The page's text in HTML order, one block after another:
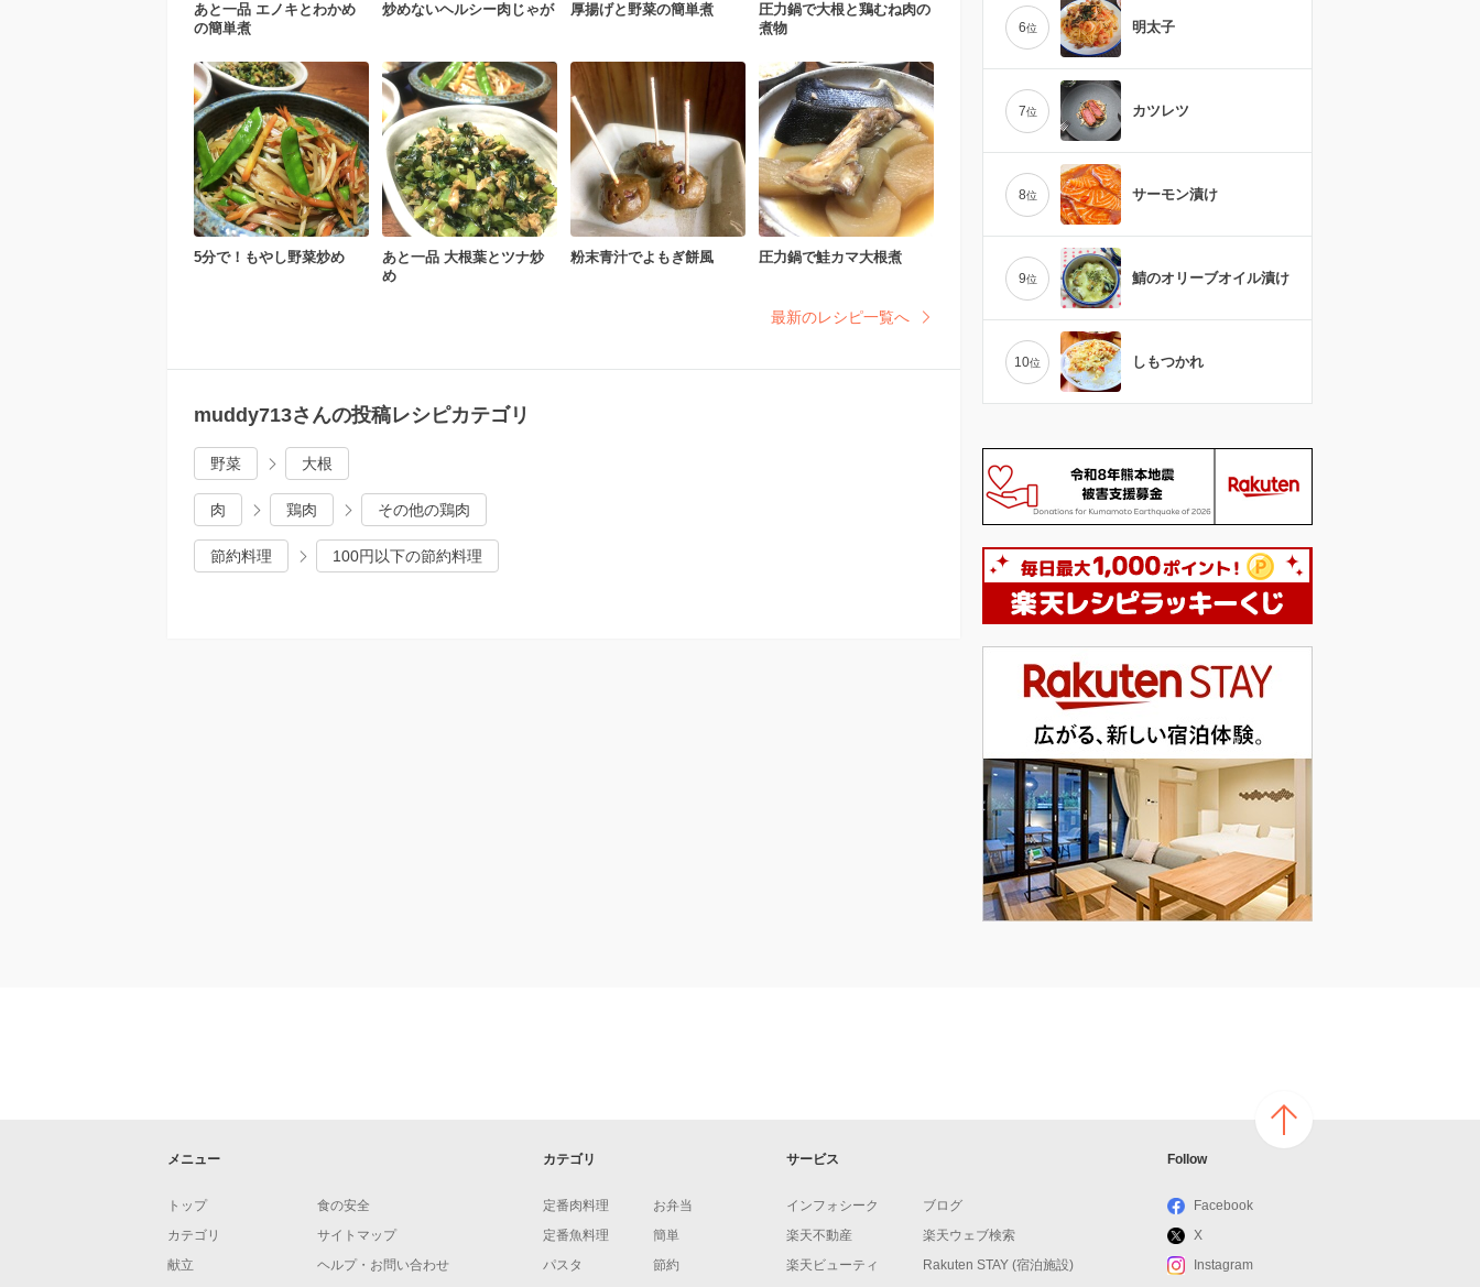
あと一品 エノキとわかめ
の簡単煮
炒めないヘルシー肉じゃが 厚揚げと野菜の簡単煮
圧力鍋で大根と鶏むね肉の
煮物
5分で！もやし野菜炒め
あと一品 大根葉とツナ炒
め
粉末青汁でよもぎ餅風 圧力鍋で鮭カマ大根煮
最新のレシピ一覧へ
muddy713さんの投稿レシピカテゴリ
野菜 大根
肉 鶏肉 その他の鶏肉
節約料理 100円以下の節約料理
6位 明太子
7位 カツレツ
8位 サーモン漬け
9位 鯖のオリーブオイル漬け
10位 しもつかれ
メニュー
トップ
カテゴリ
献立
食の安全
サイトマップ
ヘルプ・お問い合わせ
カテゴリ
定番肉料理
定番魚料理
パスタ
お弁当
簡単
節約
サービス
インフォシーク
楽天不動産
楽天ビューティ
ブログ
楽天ウェブ検索
Rakuten STAY (宿泊施設)
Follow
Facebook
X
Instagram